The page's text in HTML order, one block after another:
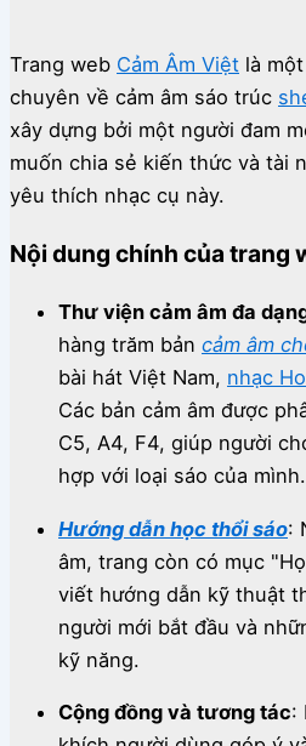
Trang web Cảm Âm Việt là
chuyên về cảm âm sáo trúc
xây dựng bởi một người đam
muốn chia sẻ kiến thức và tài
yêu thích nhạc cụ này.
Nội dung chính của trang
Thư viện cảm âm đa
hàng trăm bản cảm âm
bài hát Việt Nam, nhạc
Các bản cảm âm được
C5, A4, F4, giúp người
hợp với loại sáo của mình.
Hướng dẫn học thổi sáo:
âm, trang còn có mục
viết hướng dẫn kỹ thuật
người mới bắt đầu và
kỹ năng.
Cộng đồng và tương tác: